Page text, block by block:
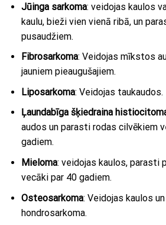
Jūinga sarkoma: veidojas kaulos
kaulu, bieži vien vienā ribā, un
pusaudžiem.
Fibrosarkoma: Veidojas mīkstos
jauniem pieaugušajiem.
Liposarkoma: Veidojas taukaudos.
Ļaundabīga šķiedraina
audos un parasti rodas cilvēkiem
gadiem.
Mieloma: veidojas kaulos, parasti
vecāki par 40 gadiem.
Osteosarkoma: Veidojas kaulos
hondrosarkoma.